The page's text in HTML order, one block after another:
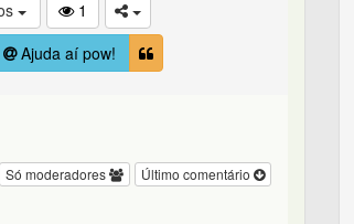
1
Ajuda aí pow!
Último comentário
Só moderadores